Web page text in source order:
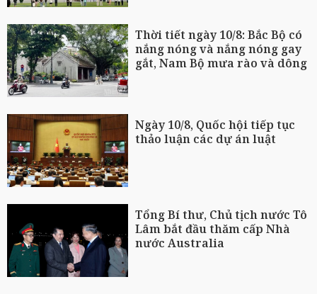
Thời tiết ngày 10/8: Bắc Bộ có
nắng nóng và nắng nóng gay
gắt, Nam Bộ mưa rào và dông
Ngày 10/8, Quốc hội tiếp tục
thảo luận các dự án luật
Tổng Bí thư, Chủ tịch nước Tô
Lâm bắt đầu thăm cấp Nhà
nước Australia